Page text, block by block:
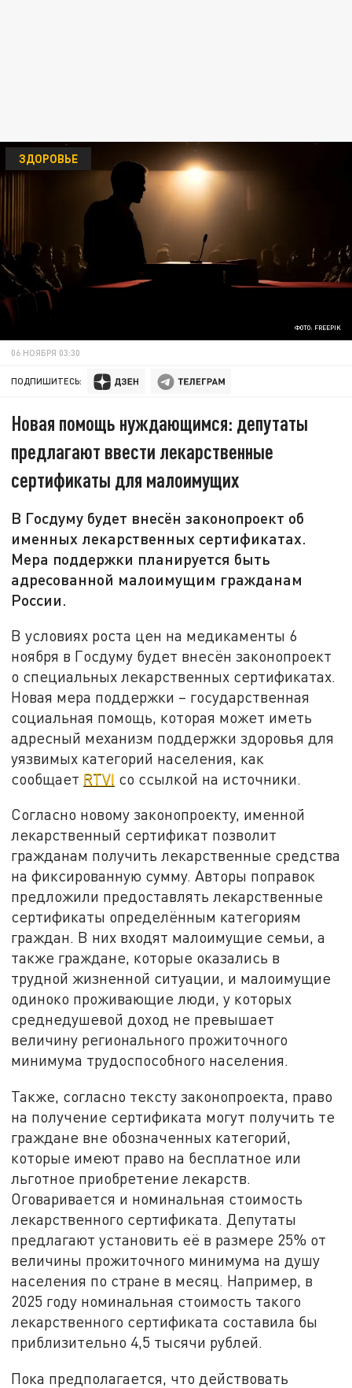
ФОТО: FREEPIK
ЗДОРОВЬЕ
06 НОЯБРЯ 03:30
ПОДПИШИТЕСЬ:
Новая помощь нуждающимся: депутаты
предлагают ввести лекарственные
сертификаты для малоимущих
В Госдуму будет внесён законопроект об
именных лекарственных сертификатах.
Мера поддержки планируется быть
адресованной малоимущим гражданам
России.
В условиях роста цен на медикаменты 6
ноября в Госдуму будет внесён законопроект
о специальных лекарственных сертификатах.
Новая мера поддержки – государственная
социальная помощь, которая может иметь
адресный механизм поддержки здоровья для
уязвимых категорий населения, как
сообщает RTVI со ссылкой на источники.
Согласно новому законопроекту, именной
лекарственный сертификат позволит
гражданам получить лекарственные средства
на фиксированную сумму. Авторы поправок
предложили предоставлять лекарственные
сертификаты определённым категориям
граждан. В них входят малоимущие семьи, а
также граждане, которые оказались в
трудной жизненной ситуации, и малоимущие
одиноко проживающие люди, у которых
среднедушевой доход не превышает
величину регионального прожиточного
минимума трудоспособного населения.
Также, согласно тексту законопроекта, право
на получение сертификата могут получить те
граждане вне обозначенных категорий,
которые имеют право на бесплатное или
льготное приобретение лекарств.
Оговаривается и номинальная стоимость
лекарственного сертификата. Депутаты
предлагают установить её в размере 25% от
величины прожиточного минимума на душу
населения по стране в месяц. Например, в
2025 году номинальная стоимость такого
лекарственного сертификата составила бы
приблизительно 4,5 тысячи рублей.
Пока предполагается, что действовать